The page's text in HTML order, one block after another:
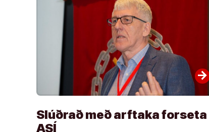
arrow_forward
Slúðrað með arftaka forseta
ASÍ